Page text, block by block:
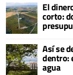
El
corto:
Así se
dentro:
agua